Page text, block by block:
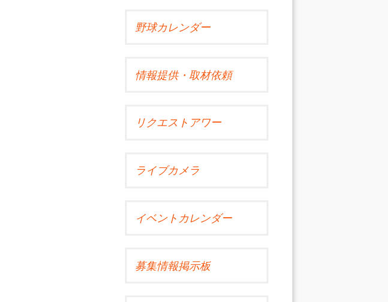
野球カレンダー
情報提供・取材依頼
リクエストアワー
ライブカメラ
イベントカレンダー
募集情報掲示板